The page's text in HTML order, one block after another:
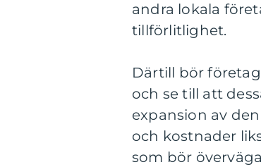
andra lokala
tillförlitlighet.
Därtill bör
och se till att
expansion av
och kostnader
som bör